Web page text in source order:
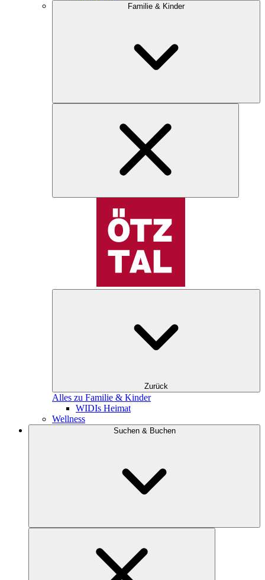
Familie & Kinder
Zurück
Alles zu Familie & Kinder
WIDIs Heimat
Wellness
Suchen & Buchen